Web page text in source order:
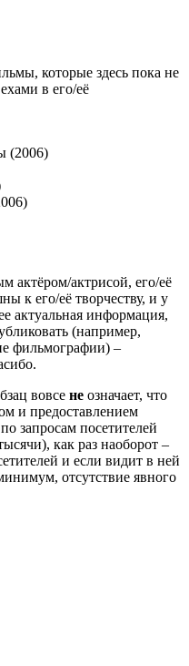
которые здесь пока не
в его/её
(2006)
актёром/актрисой, его/её
к его/её творчеству, и у
актуальная информация,
(например,
фильмографии) –
вовсе не означает, что
и предоставлением
запросам посетителей
как раз наоборот –
и если видит в ней
отсутствие явного